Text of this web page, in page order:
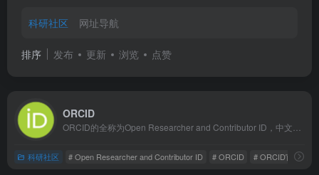
科研社区 网址导航
排序 发布 更新 浏览 点赞
ORCID
科研社区 # Open Researcher and Contributor ID # ORCID # ORCID官网